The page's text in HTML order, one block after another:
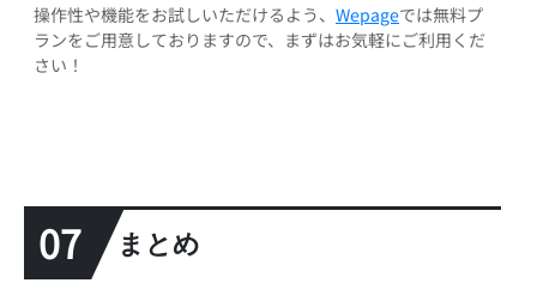
操作性や機能をお試しいただけるよう、 Wepageでは無料プ
ランをご用意しておりますので、まずはお気軽にご利用くだ
さい！
07 まとめ